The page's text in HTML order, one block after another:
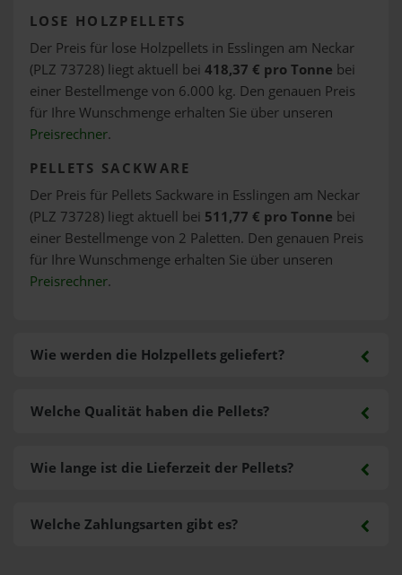
LOSE HOLZPELLETS
Der Preis für lose Holzpellets in Esslingen am Neckar
(PLZ 73728) liegt aktuell bei 418,37 € pro Tonne bei
einer Bestellmenge von 6.000 kg. Den genauen Preis
für Ihre Wunschmenge erhalten Sie über unseren
Preisrechner.
PELLETS SACKWARE
Der Preis für Pellets Sackware in Esslingen am Neckar
(PLZ 73728) liegt aktuell bei 511,77 € pro Tonne bei
einer Bestellmenge von 2 Paletten. Den genauen Preis
für Ihre Wunschmenge erhalten Sie über unseren
Preisrechner.
Wie werden die Holzpellets geliefert?
Welche Zahlungsarten gibt es?
Welche Qualität haben die Pellets?
Wie lange ist die Lieferzeit der Pellets?